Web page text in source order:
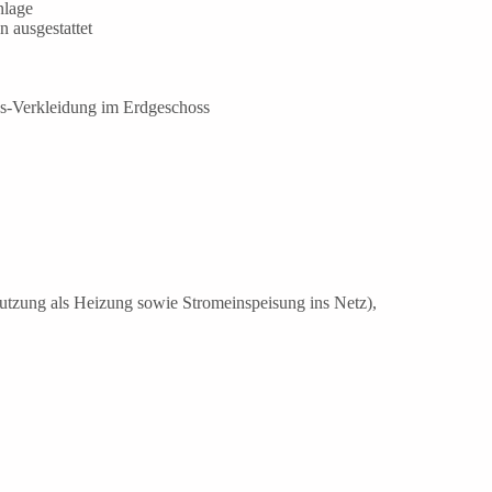
ausgestattet
Verkleidung im Erdgeschoss
als Heizung sowie Stromeinspeisung ins Netz),